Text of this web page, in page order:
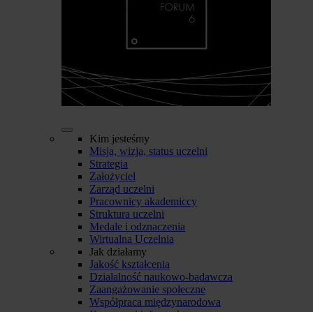
Kim jesteśmy
Misja, wizja, status uczelni
Strategia
Założyciel
Zarząd uczelni
Pracownicy akademiccy
Struktura uczelni
Medale i odznaczenia
Wirtualna Uczelnia
Jak działamy
Jakość kształcenia
Działalność naukowo-badawcza
Zaangażowanie społeczne
Współpraca międzynarodowa